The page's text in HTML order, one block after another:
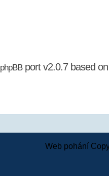
phpBBport v2.0.7 based
Web pohání